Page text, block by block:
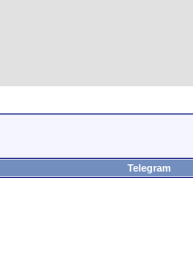
Telegram